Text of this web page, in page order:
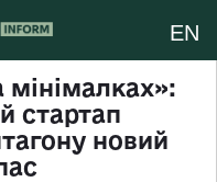
EN
мінімалках»:
стартап
новий